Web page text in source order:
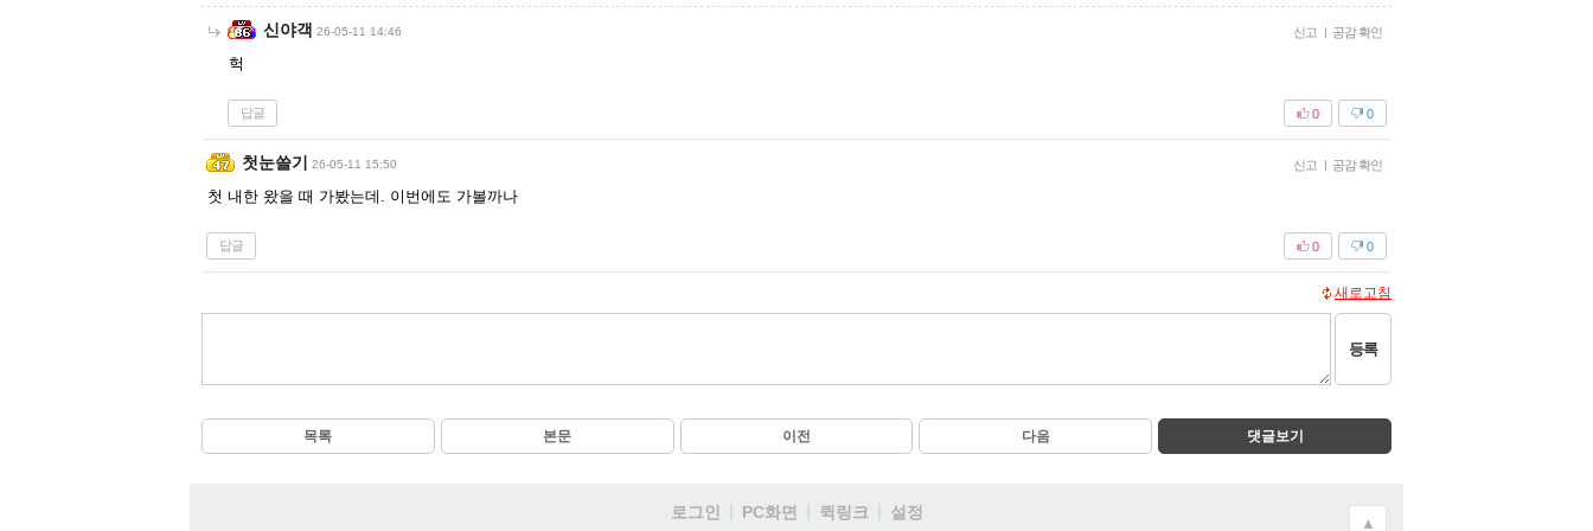
신야객 26-05-11 14:46 신고 | 공감 확인
헉
답글 0
0
첫눈쓸기 26-05-11 15:50 신고 | 공감 확인
첫 내한 왔을 때 가봤는데. 이번에도 가볼까나
답글 0
0
새로고침
등록
목록 본문 이전 다음 댓글보기
로그인 PC화면 퀵링크 설정
▲